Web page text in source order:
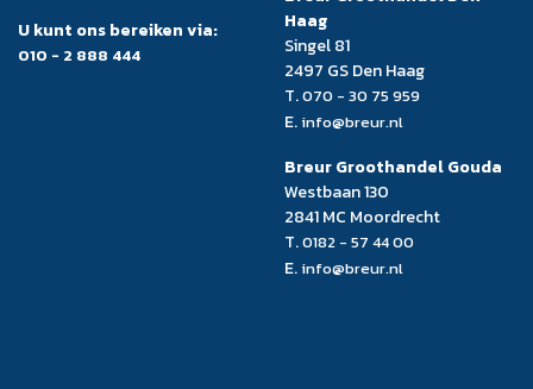
U kunt ons bereiken via:
010 - 2 888 444
Haag
Singel 81
2497 GS Den Haag
T.070 - 30 75 959
E. info@breur.nl
Breur Groothandel Gouda
Westbaan 130
2841 MC Moordrecht
T.0182 - 57 44 00
E. info@breur.nl